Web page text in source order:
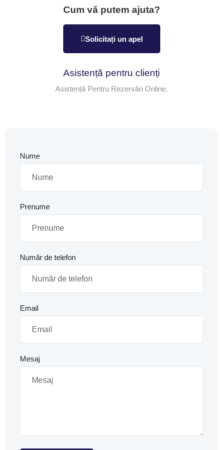
Cum vă putem ajuta?
Solicitați un apel
Asistență pentru clienți
Asistență Pentru Rezervări Online.
Nume
Prenume
Număr de telefon
Email
Mesaj